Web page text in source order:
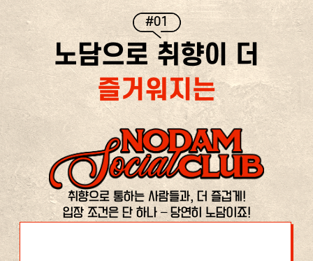
#01
노담으로 취향이 더
즐거워지는
취향으로 통하는 사람들과, 더 즐겁게!
입장 조건은 단 하나 – 당연히 노담이죠!